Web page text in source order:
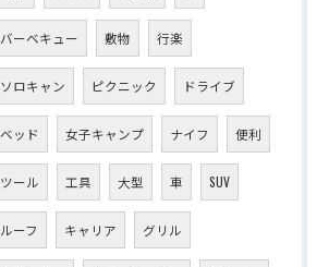
バーベキュー 敷物 行楽
ソロキャン ピクニック ドライブ
ベッド 女子キャンプ ナイフ 便利
ツール 工具 大型 車 SUV
ルーフ キャリア グリル